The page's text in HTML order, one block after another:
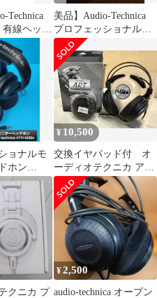
Technica
線ヘッド
美品】Audio-Technica
プロフェッショナルモ
ニターヘッドホン
ョナルモ
ホン
ATH-M…
¥10,500
交換イヤパッド付 オ
ーディオテクニカ アー
トモニターヘッドホン
ATH-A900
クニカ プ
¥2,500
audio-technica オープン